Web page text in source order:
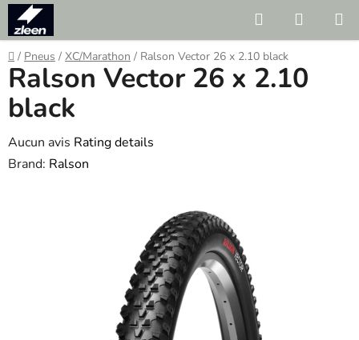
Skip
content
Search
CART
Home
/ Pneus / XC/Marathon / Ralson Vector 26 x 2.10 black
Ralson Vector 26 x 2.10
black
The
average
Aucun avis Rating details
Brand: Ralson